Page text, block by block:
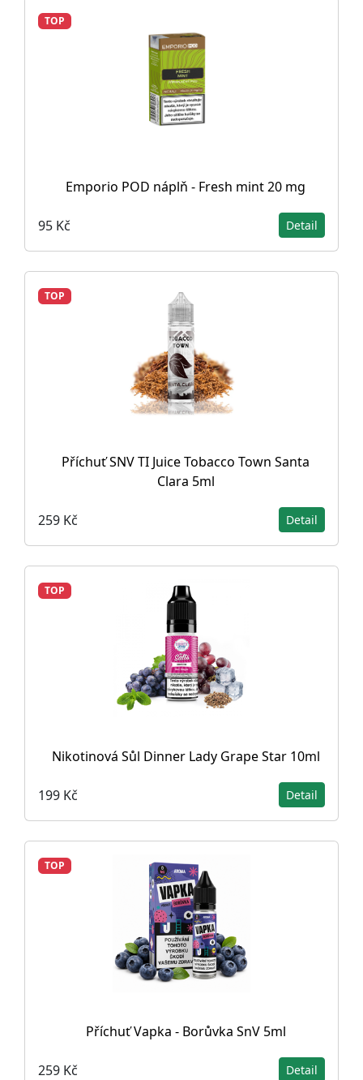
TOP
Emporio POD náplň - Fresh mint 20 mg
95 Kč Detail
TOP
Příchuť SNV TI Juice Tobacco Town Santa
Clara 5ml
259 Kč Detail
TOP
Nikotinová Sůl Dinner Lady Grape Star 10ml
199 Kč Detail
TOP
Příchuť Vapka - Borůvka SnV 5ml
259 Kč Detail